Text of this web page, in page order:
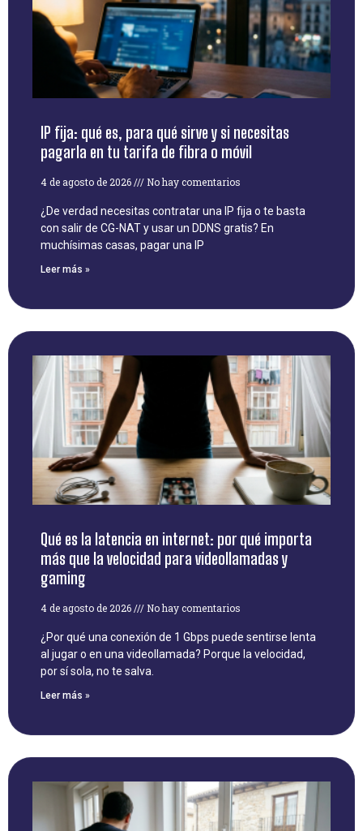
IP fija: qué es, para qué sirve y si necesitas
pagarla en tu tarifa de fibra o móvil
4 de agosto de 2026 No hay comentarios
¿De verdad necesitas contratar una IP fija o te basta
con salir de CG-NAT y usar un DDNS gratis? En
muchísimas casas, pagar una IP
Leer más »
Qué es la latencia en internet: por qué importa
más que la velocidad para videollamadas y
gaming
4 de agosto de 2026 No hay comentarios
¿Por qué una conexión de 1 Gbps puede sentirse lenta
al jugar o en una videollamada? Porque la velocidad,
por sí sola, no te salva.
Leer más »